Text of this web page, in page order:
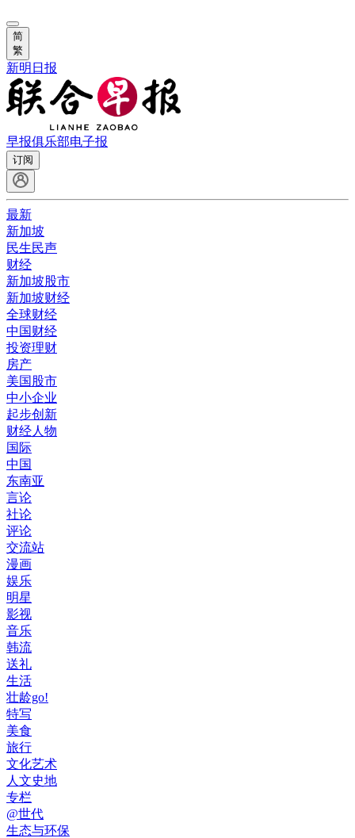
简
繁
新明日报
早报俱乐部电子报
订阅
最新
新加坡
民生民声
财经
新加坡股市
新加坡财经
全球财经
中国财经
投资理财
房产
美国股市
中小企业
起步创新
财经人物
国际
中国
东南亚
言论
社论
评论
交流站
漫画
娱乐
明星
影视
音乐
韩流
送礼
生活
壮龄go!
特写
美食
旅行
文化艺术
人文史地
专栏
@世代
生态与环保